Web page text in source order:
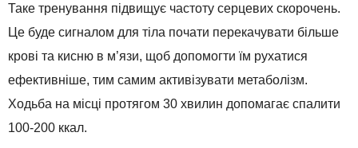
Таке тренування підвищує частоту серцевих скорочень.
Це буде сигналом для тіла почати перекачувати більше
крові та кисню в м’язи, щоб допомогти їм рухатися
ефективніше, тим самим активізувати метаболізм.
Ходьба на місці протягом 30 хвилин допомагає спалити
100-200 ккал.